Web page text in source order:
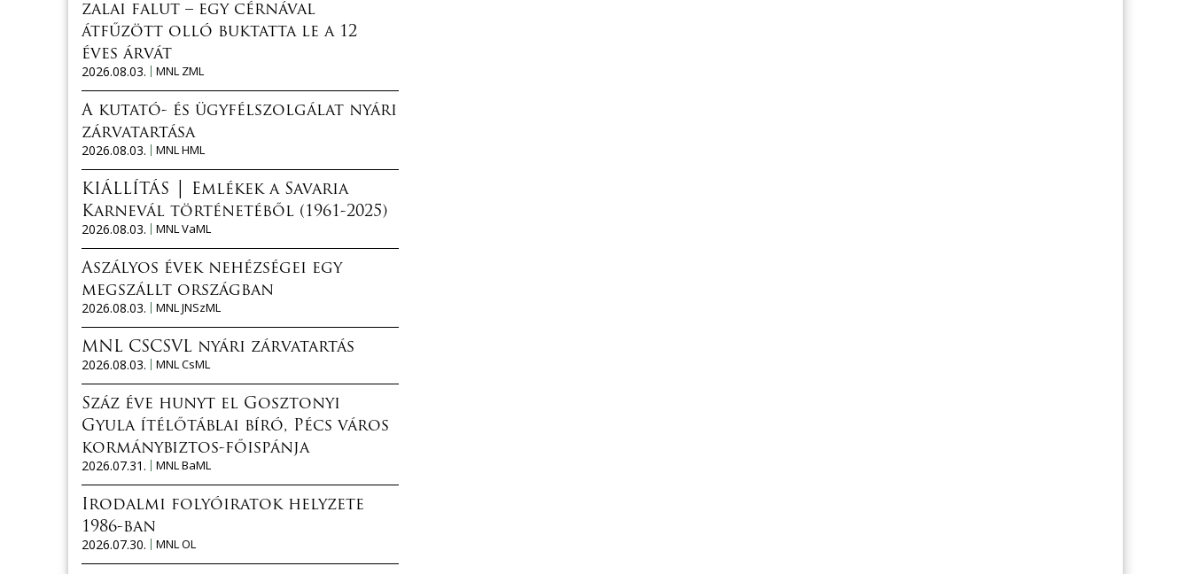
zalai falut – egy cérnával
átfűzött olló buktatta le a 12
éves árvát
2026.08.03.
MNL ZML
A kutató- és ügyfélszolgálat nyári
zárvatartása
2026.08.03.
MNL HML
KIÁLLÍTÁS │ Emlékek a Savaria
Karnevál történetéből (1961-2025)
2026.08.03.
MNL VaML
Aszályos évek nehézségei egy
megszállt országban
2026.08.03.
MNL JNSzML
MNL CSCSVL nyári zárvatartás
2026.08.03.
MNL CsML
Száz éve hunyt el Gosztonyi
Gyula ítélőtáblai bíró, Pécs város
kormánybiztos-főispánja
2026.07.31.
MNL BaML
Irodalmi folyóiratok helyzete
1986-ban
2026.07.30.
MNL OL